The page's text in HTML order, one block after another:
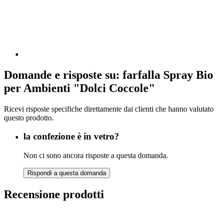
Domande e risposte su: farfalla Spray Bio
per Ambienti "Dolci Coccole"
Ricevi risposte specifiche direttamente dai clienti che hanno valutato
questo prodotto.
la confezione è in vetro?
Non ci sono ancora risposte a questa domanda.
Rispondi a questa domanda
Recensione prodotti